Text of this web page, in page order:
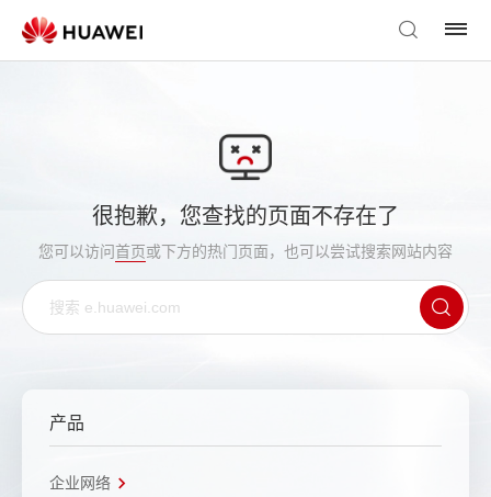
很抱歉，您查找的页面不存在了
您可以访问首页或下方的热门页面，也可以尝试搜索网站内容
产品
企业网络